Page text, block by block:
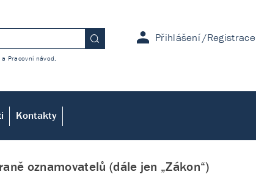
Přihlášení Registrace
Pracovní návod.
Kontakty
oznamovatelů (dále jen „Zákon“)